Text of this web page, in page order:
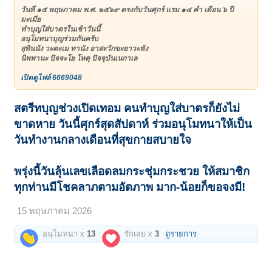
วันที่ ๑๕ พฤษภาคม พ.ศ. ๒๕๖๙ ตรงกับวันศุกร์ แรม ๑๔ ค่ำ เดือน ๖ ปี
มะเมีย
ทำบุญใส่บาตรในเช้าวันนี้
อนุโมทนาบุญร่วมกันครับ
สุทินนัง วะตะเม ทานัง อาสะวักขะยาวะหัง
นิพพานะ ปัจจะโย โหตุ ปัจจุบันเนกาเล
เปิดดูไฟล์ 6669048
สตรีทบุญช่วงเปิดเทอม คนทำบุญใส่บาตรก็ยังไม่
ขาดหาย วันนี้ศุกร์สุดสัปดาห์ ร่วมอนุโมทนาให้เป็น
วันทำงานกลางเดือนที่สุขกายสบายใจ
พรุ่งนี้วันลุ้นเลขเลือดลมกระชุ่มกระชวย ให้สมาชิก
ทุกท่านมีโชคลาภตามอัตภาพ มาก-น้อยก็ขอจงมี!
15 พฤษภาคม 2026
อนุโมทนา x13 รักเลย x3 ดูรายการ